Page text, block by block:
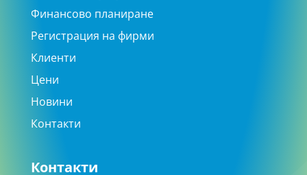
Финансово планиране
Регистрация на фирми
Клиенти
Цени
Новини
Контакти
Контакти